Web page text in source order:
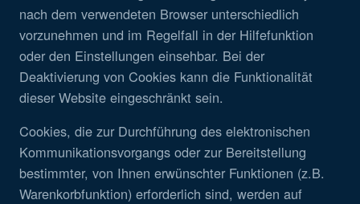
nach dem verwendeten Browser unterschiedlich
vorzunehmen und im Regelfall in der Hilfefunktion
oder den Einstellungen einsehbar. Bei der
Deaktivierung von Cookies kann die Funktionalität
dieser Website eingeschränkt sein.
Cookies, die zur Durchführung des elektronischen
Kommunikationsvorgangs oder zur Bereitstellung
bestimmter, von Ihnen erwünschter Funktionen (z.B.
Warenkorbfunktion) erforderlich sind, werden auf